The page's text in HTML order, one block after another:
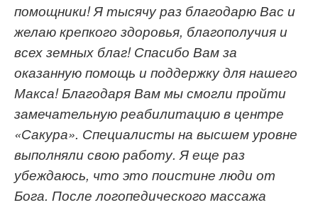
помощники! Я тысячу раз благодарюВаси
желаю крепкого здоровья, благополучияи
всех земных благ! Спасибо Вам за
оказанную помощь и поддержку для нашего
Макса!Благодаря Вам мысмогли пройти
замечательную реабилитацию в центре
«Сакура». Специалисты на высшем уровне
выполняли свою работу. Я еще раз
убеждаюсь, что это поистинелюди от
Бога. После логопедического массажа